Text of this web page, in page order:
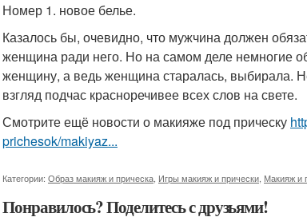
Номер 1. новое белье.
Казалось бы, очевидно, что мужчина должен
женщина ради него. Но на самом деле немногие
женщину, а ведь женщина старалась, выбирала.
взгляд подчас красноречивее всех слов на свете.
Смотрите ещё новости о макияже под прическу
prichesok/makiyaz...
Категории: Образ макияж и прическа Игры макияж и прически Макияж и
Понравилось? Поделитесь с друзьями!